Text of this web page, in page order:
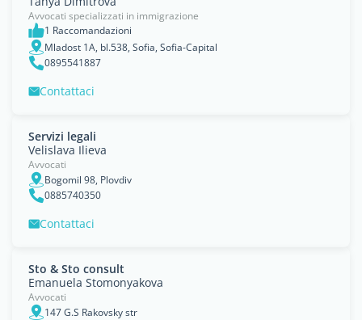
Avvocati specializzati in immigrazione
1 Raccomandazioni
Mladost 1A, bl.538, Sofia, Sofia-Capital
0895541887
Contattaci
Servizi legali
Velislava Ilieva
Avvocati
Bogomil 98, Plovdiv
0885740350
Contattaci
Sto & Sto consult
Emanuela Stomonyakova
Avvocati
147 G.S Rakovsky str